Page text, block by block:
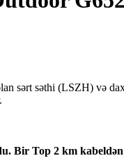
sərt səthi (LSZH) və
Bir Top 2 km